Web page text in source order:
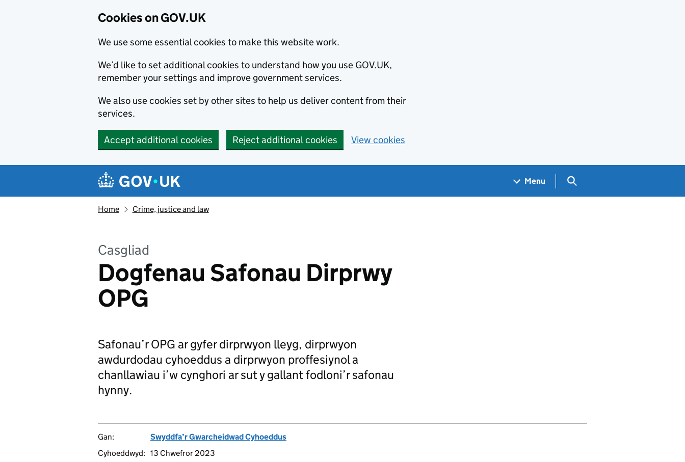
Cookies on GOV.UK
We use some essential cookies to make this website work.
We’d like to set additional cookies to understand how you use GOV.UK,
remember your settings and improve government services.
We also use cookies set by other sites to help us deliver content from their
services.
Accept additional cookies Reject additional cookies View cookies
Navigation menu
Menu Search GOV.UK
Home Crime, justice and law
Casgliad
Dogfenau Safonau Dirprwy
OPG
Safonau’r OPG ar gyfer dirprwyon lleyg, dirprwyon
awdurdodau cyhoeddus a dirprwyon proffesiynol a
chanllawiau i’w cynghori ar sut y gallant fodloni’r safonau
hynny.
Gan:
Swyddfa’r Gwarcheidwad Cyhoeddus
Cyhoeddwyd: 13 Chwefror 2023